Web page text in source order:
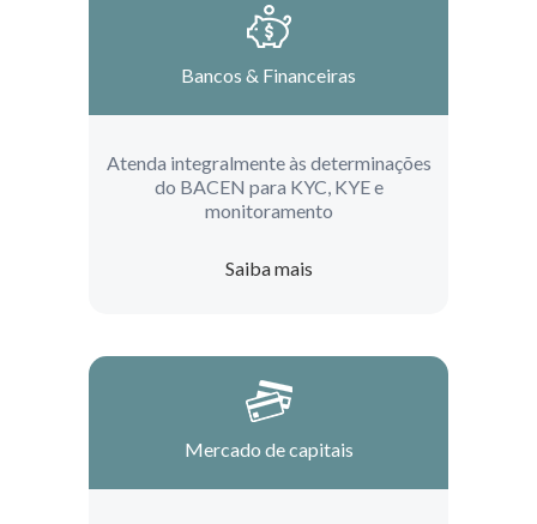
Bancos & Financeiras
Atenda integralmente às determinações
do BACEN para KYC, KYE e
monitoramento
Saiba mais
Mercado de capitais